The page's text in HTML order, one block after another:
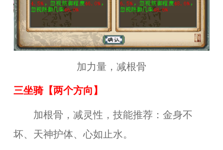
加力量，减根骨
三坐骑【两个方向 】
加根骨，减灵性，技能推荐：金身不
坏、天神护体、心如止水。